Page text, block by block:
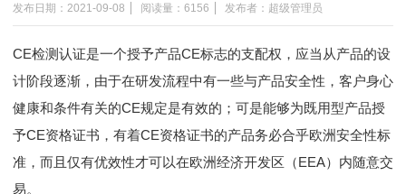
发布日期：2021-09-08 阅读量：6156 发布者：超级管理员
CE检测认证是一个授予产品CE标志的支配权，应当从产品的设
计阶段逐渐，由于在研发流程中有一些与产品安全性，客户身心
健康和条件有关的CE规定是有效的；可是能够为既用型产品授
予CE资格证书，有着CE资格证书的产品务必合乎欧洲安全性标
准，而且仅有优效性才可以在欧洲经济开发区（EEA）内随意交
易。